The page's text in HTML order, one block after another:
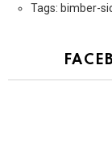
Tags: bimber-